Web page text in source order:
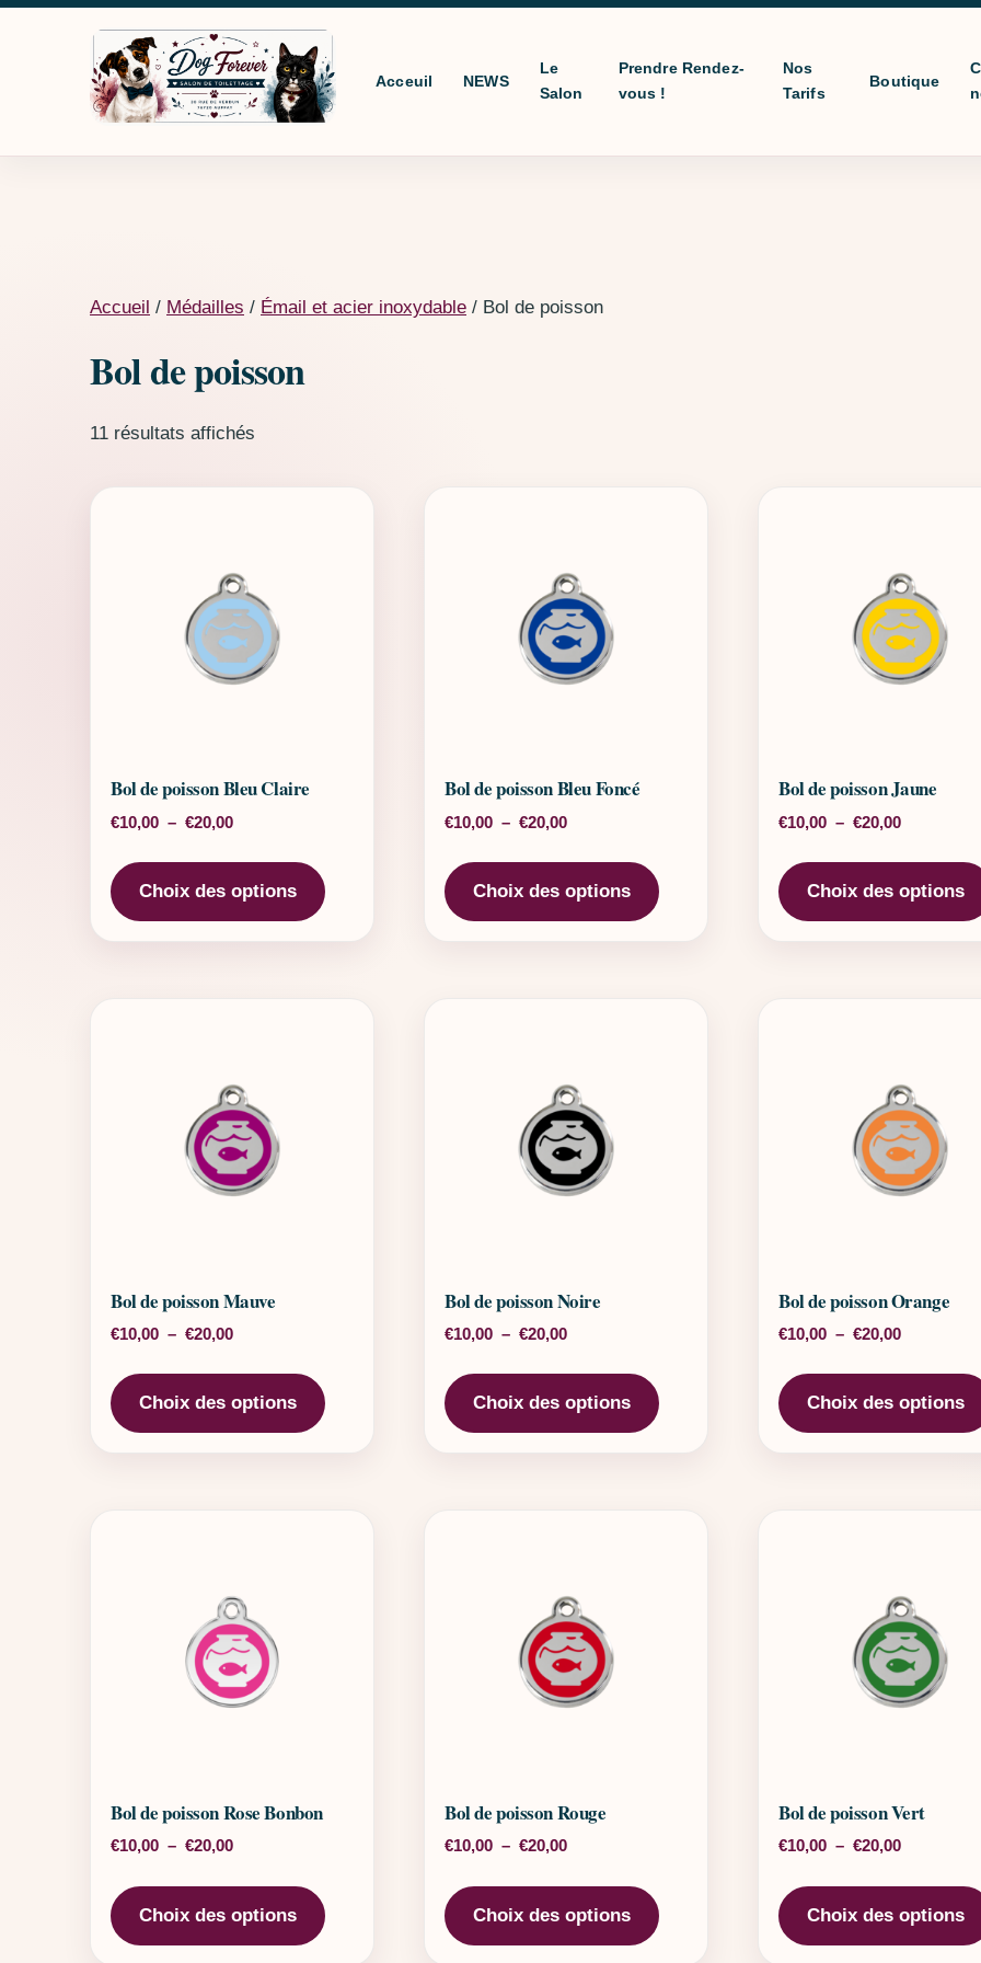
Aller au contenu
Acceuil NEWS
Le
Salon
Prendre Rendez-
vous !
Nos
Tarifs
Boutique
Accueil / Médailles / Émail et acier inoxydable / Bol de poisson
Bol de poisson
11 résultats affichés
Bol de poisson Bleu Claire
€10,00 – €20,00Plage de prix : €10,00 à €20,00
Choix des options
Ce produit a plusieurs variations. Les options peuvent être choisies sur la page
Bol de poisson Bleu Foncé
€10,00 – €20,00Plage de prix : €10,00 à €20,00
Choix des options
Ce produit a plusieurs variations. Les
Bol de poisson Jaune
€10,00 – €20,00Plage de
Choix des options
Bol de poisson Mauve
€10,00 – €20,00Plage de prix : €10,00 à €20,00
Choix des options
Ce produit a plusieurs variations. Les options peuvent être choisies sur la page
Bol de poisson Noire
€10,00 – €20,00Plage de prix : €10,00 à €20,00
Choix des options
Ce produit a plusieurs variations. Les
Bol de poisson Orange
€10,00 – €20,00Plage de
Choix des options
Bol de poisson Rose Bonbon
€10,00 – €20,00Plage de prix : €10,00 à €20,00
Choix des options
Bol de poisson Rouge
€10,00 – €20,00Plage de prix : €10,00 à €20,00
Choix des options
Bol de poisson Vert
€10,00 – €20,00Plage de
Choix des options